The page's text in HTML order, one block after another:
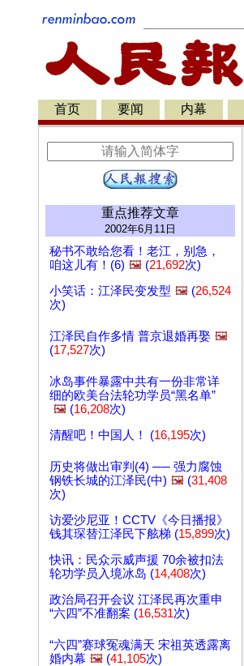
首页 要闻 内幕
重点推荐文章
2002年6月11日
秘书不敢给您看！老江，别急，
咱这儿有！(6) 🖼️ (21,692次)
小笑话：江泽民变发型 🖼️ (26,524
次)
江泽民自作多情 普京退婚再娶 🖼️
(17,527次)
冰岛事件暴露中共有一份非常详
细的欧美台法轮功学员“黑名单”
🖼️ (16,208次)
清醒吧！中国人！ (16,195次)
历史将做出审判(4) ── 强力腐蚀
钢铁长城的江泽民(中) 🖼️ (31,408
次)
访爱沙尼亚！CCTV《今日播报》
钱其琛替江泽民下舷梯 (15,899次)
快讯：民众示威声援 70余被扣法
轮功学员入境冰岛 (14,408次)
政治局召开会议 江泽民再次重申
“六四”不准翻案 (16,531次)
“六四”赛球冤魂满天 宋祖英透露离
婚内幕 🖼️ (41,105次)